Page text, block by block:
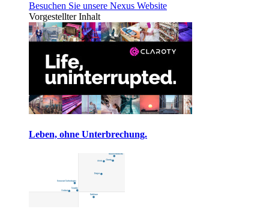
Besuchen Sie unsere Nexus Website
Vorgestellter Inhalt
Leben, ohne Unterbrechung.